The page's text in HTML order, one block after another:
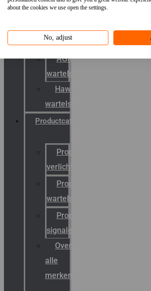
about the cookies we use open the settings.
No, adjust
mobility
schermstromen
AGRO
wartels
Hawke
wartels
Productcatalogus
Productcatalogus
verlichting
Productcatalogus
wartels
Productcatalogus
signalering
Overzicht
alle
merken